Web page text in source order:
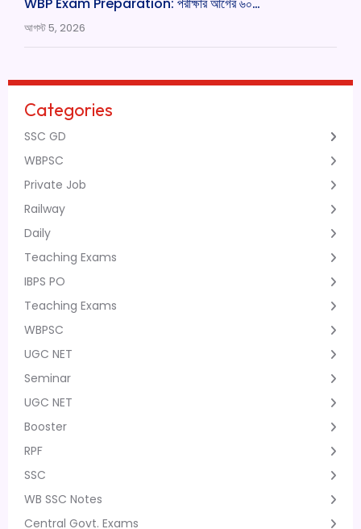
আগস্ট 5, 2026
Categories
SSC GD
WBPSC
Private Job
Railway
Daily
Teaching Exams
IBPS PO
Teaching Exams
WBPSC
UGC NET
Seminar
UGC NET
Booster
RPF
SSC
WB SSC Notes
Central Govt. Exams